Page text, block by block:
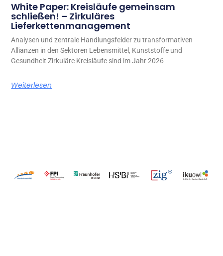
White Paper: Kreisläufe gemeinsam
schließen! – Zirkuläres
Lieferkettenmanagement
Analysen und zentrale Handlungsfelder zu transformativen
Allianzen in den Sektoren Lebensmittel, Kunststoffe und
Gesundheit Zirkuläre Kreisläufe sind im Jahr 2026
Weiterlesen